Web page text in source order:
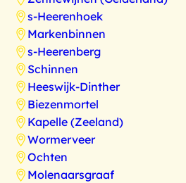
s-Heerenhoek
Markenbinnen
s-Heerenberg
Schinnen
Heeswijk-Dinther
Biezenmortel
Kapelle (Zeeland)
Wormerveer
Ochten
Molenaarsgraaf